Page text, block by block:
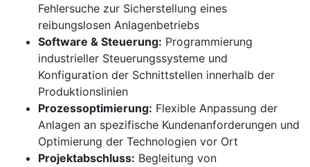
Fehlersuche zur Sicherstellung eines
reibungslosen Anlagenbetriebs
Software & Steuerung: Programmierung
industrieller Steuerungssysteme und
Konfiguration der Schnittstellen innerhalb der
Produktionslinien
Prozessoptimierung: Flexible Anpassung der
Anlagen an spezifische Kundenanforderungen und
Optimierung der Technologien vor Ort
Projektabschluss: Begleitung von